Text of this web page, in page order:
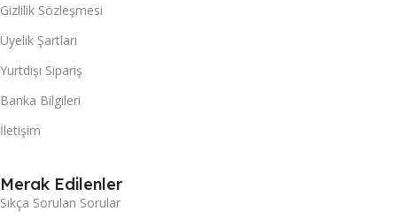
Gizlilik Sözleşmesi
Üyelik Şartları
Yurtdışı Sipariş
Banka Bilgileri
İletişim
Merak Edilenler
Sıkça Sorulan Sorular